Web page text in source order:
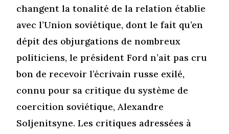
changent la tonalité de la relation établie
avec l’Union soviétique, dont le fait qu’en
dépit des objurgations de nombreux
politiciens, le président Ford n’ait pas cru
bon de recevoir l’écrivain russe exilé,
connu pour sa critique du système de
coercition soviétique, Alexandre
Soljenitsyne. Les critiques adressées à